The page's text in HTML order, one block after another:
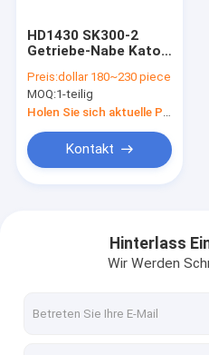
HD1430 SK300-2
Getriebe-Nabe Kato
Achsantrieb-Naben-
SK300-3
Preis:dollar 180~230 piece
MOQ:1-teilig
Kontakt
Hinterlass
Wir Werden